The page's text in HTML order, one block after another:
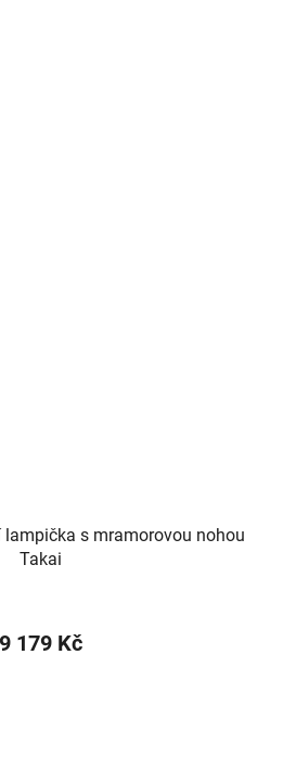
s mramorovou nohou
Takai
9 179 Kč